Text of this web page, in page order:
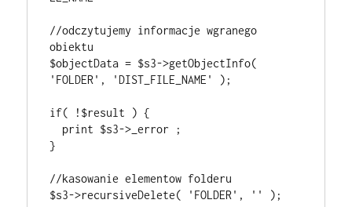
//odczytujemy informacje wgranego
obiektu
$objectData = $s3->getObjectInfo(
'FOLDER', 'DIST_FILE_NAME' );
if( !$result ) {
}
//kasowanie elementow folderu